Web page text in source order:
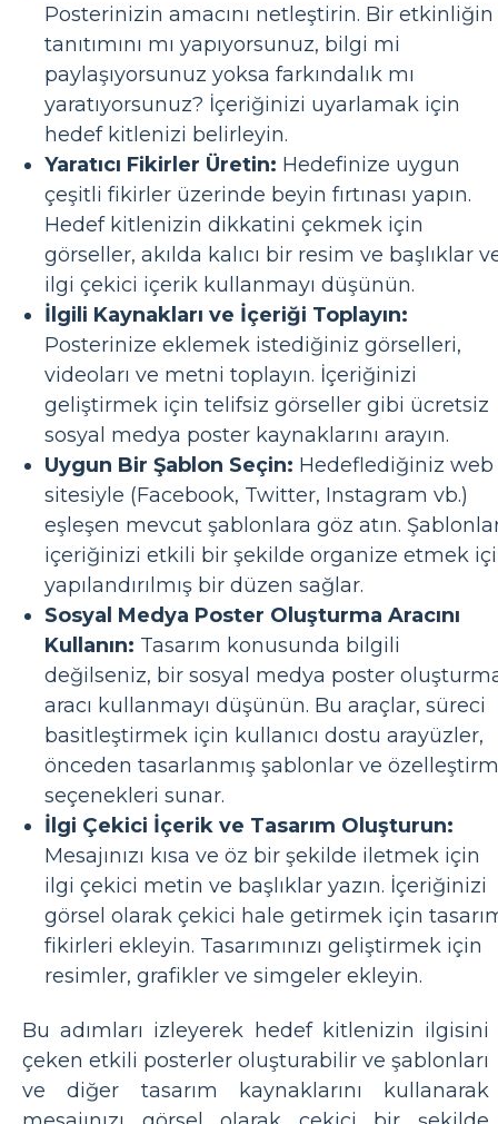
Posterinizin amacını netleştirin. Bir etkinliğin
tanıtımını mı yapıyorsunuz, bilgi mi
paylaşıyorsunuz yoksa farkındalık mı
yaratıyorsunuz? İçeriğinizi uyarlamak için
hedef kitlenizi belirleyin.
Yaratıcı Fikirler Üretin: Hedefinize uygun
çeşitli fikirler üzerinde beyin fırtınası yapın.
Hedef kitlenizin dikkatini çekmek için
görseller, akılda kalıcı bir resim ve başlıklar
ilgi çekici içerik kullanmayı düşünün.
İlgili Kaynakları ve İçeriği Toplayın:
Posterinize eklemek istediğiniz görselleri,
videoları ve metni toplayın. İçeriğinizi
geliştirmek için telifsiz görseller gibi ücretsiz
sosyal medya poster kaynaklarını arayın.
Uygun Bir Şablon Seçin: Hedeflediğiniz web
sitesiyle (Facebook, Twitter, Instagram vb.)
eşleşen mevcut şablonlara göz atın.
içeriğinizi etkili bir şekilde organize etmek
yapılandırılmış bir düzen sağlar.
Sosyal Medya Poster Oluşturma Aracını
Kullanın: Tasarım konusunda bilgili
değilseniz, bir sosyal medya poster
aracı kullanmayı düşünün. Bu araçlar, süreci
basitleştirmek için kullanıcı dostu arayüzler,
önceden tasarlanmış şablonlar ve
seçenekleri sunar.
İlgi Çekici İçerik ve Tasarım Oluşturun:
Mesajınızı kısa ve öz bir şekilde iletmek için
ilgi çekici metin ve başlıklar yazın. İçeriğinizi
görsel olarak çekici hale getirmek için
fikirleri ekleyin. Tasarımınızı geliştirmek için
resimler, grafikler ve simgeler ekleyin.
Bu adımları izleyerek hedef kitlenizin ilgisini
çeken etkili posterler oluşturabilir ve şablonları
ve diğer tasarım kaynaklarını kullanarak